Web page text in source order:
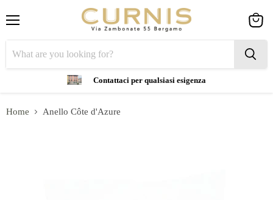
Contattaci per qualsiasi esigenza
cart
Home Anello Côte d'Azure